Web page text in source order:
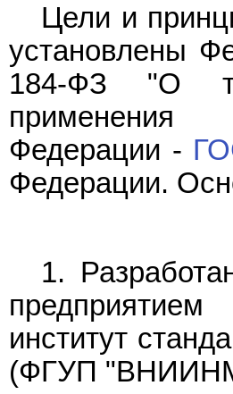
Цели и
установлены
184-ФЗ "О
применения
Федерации -
Федерации.
1.
предприятием
институт
(ФГУП